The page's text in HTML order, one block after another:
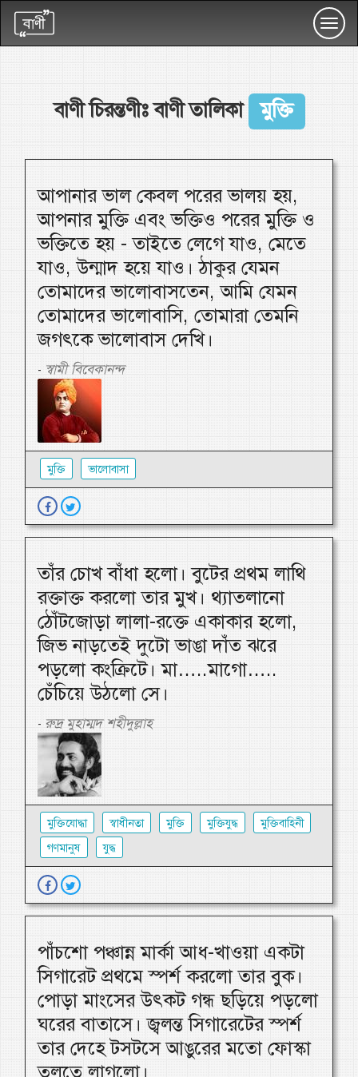
বাণী চিরন্তণীঃ বাণী তালিকা মুক্তি
আপানার ভাল কেবল পরের ভালয় হয়,
আপনার মুক্তি এবং ভক্তিও পরের মুক্তি ও
ভক্তিতে হয় - তাইতে লেগে যাও, মেতে
যাও, উন্মাদ হয়ে যাও। ঠাকুর যেমন
তোমাদের ভালোবাসতেন, আমি যেমন
তোমাদের ভালোবাসি, তোমারা তেমনি
জগৎকে ভালোবাস দেখি।
- স্বামী বিবেকানন্দ
মুক্তি ভালোবাসা
তাঁর চোখ বাঁধা হলো। বুটের প্রথম লাথি
রক্তাক্ত করলো তার মুখ। থ্যাতলানো
ঠোঁটজোড়া লালা-রক্তে একাকার হলো,
জিভ নাড়তেই দুটো ভাঙা দাঁত ঝরে
পড়লো কংক্রিটে। মা…..মাগো…..
চেঁচিয়ে উঠলো সে।
- রুদ্র মুহাম্মদ শহীদুল্লাহ
মুক্তিযোদ্ধা স্বাধীনতা মুক্তি মুক্তিযুদ্ধ
মুক্তিবাহিনী
গণমানুষ
যুদ্ধ
পাঁচশো পঞ্চান্ন মার্কা আধ-খাওয়া একটা
সিগারেট প্রথমে স্পর্শ করলো তার বুক।
পোড়া মাংসের উৎকট গন্ধ ছড়িয়ে পড়লো
ঘরের বাতাসে। জ্বলন্ত সিগারেটের স্পর্শ
তার দেহে টসটসে আঙুরের মতো ফোস্কা
তুলতে লাগলো।